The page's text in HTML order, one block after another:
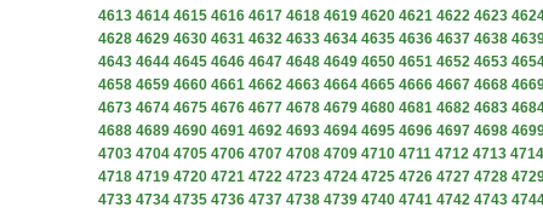
4613 4614 4615 4616 4617 4618 4619 4620 4621 4622 4623
4628 4629 4630 4631 4632 4633 4634 4635 4636 4637 4638
4643 4644 4645 4646 4647 4648 4649 4650 4651 4652 4653
4658 4659 4660 4661 4662 4663 4664 4665 4666 4667 4668
4673 4674 4675 4676 4677 4678 4679 4680 4681 4682 4683
4688 4689 4690 4691 4692 4693 4694 4695 4696 4697 4698
4703 4704 4705 4706 4707 4708 4709 4710 4711 4712 4713 4714
4718 4719 4720 4721 4722 4723 4724 4725 4726 4727 4728
4733 4734 4735 4736 4737 4738 4739 4740 4741 4742 4743